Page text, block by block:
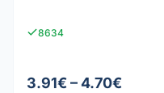
8634
3.91€ – 4.70€